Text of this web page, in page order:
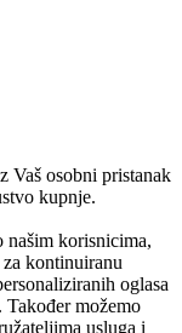
Vaš osobni pristanak
kupnje.
korisnicima,
kontinuiranu
oglasa
Također možemo
usluga i